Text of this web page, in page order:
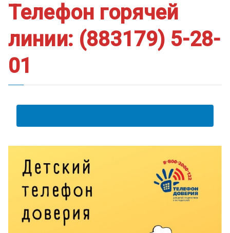
Телефон горячей
линии: (883179) 5-28-
01